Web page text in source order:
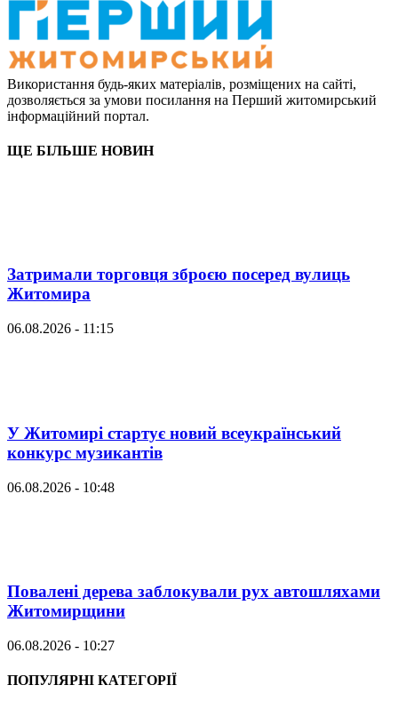
Використання будь-яких матеріалів, розміщених на сайті,
дозволяється за умови посилання на Перший житомирський
інформаційний портал.
ЩЕ БІЛЬШЕ НОВИН
Затримали торговця зброєю посеред вулиць
Житомира
06.08.2026 - 11:15
У Житомирі стартує новий всеукраїнський
конкурс музикантів
06.08.2026 - 10:48
Повалені дерева заблокували рух автошляхами
Житомирщини
06.08.2026 - 10:27
ПОПУЛЯРНІ КАТЕГОРІЇ